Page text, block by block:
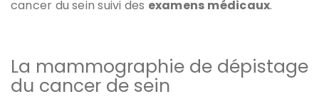
cancer du sein suivi des examens médicaux.
La mammographie de dépistage
du cancer de sein